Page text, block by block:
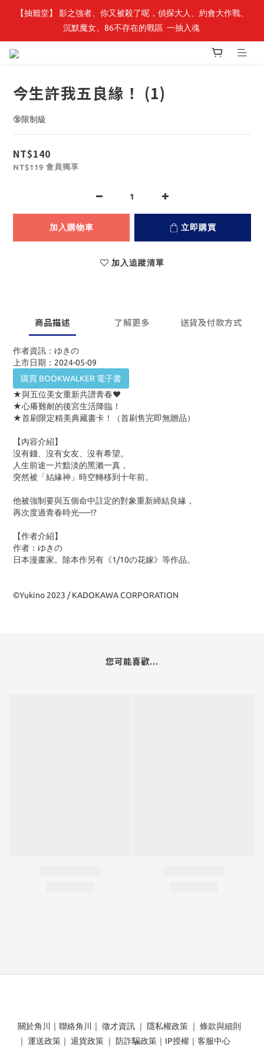
【轉生史萊姆】系列書展🌟系列小說 79 折，滿$389送「完節紀念
明信片組」
【抽籤堂】 影之強者、你又被殺了呢，偵探大人、約會大作戰、
沉默魔女、86不存在的戰區  一抽入魂
【轉生史萊姆】系列書展🌟系列小說 79 折，滿$389送「完節紀念
今生許我五良緣！ (1)
🔞限制級
NT$140
NT$119 會員獨享
加入購物車 立即購買
加入追蹤清單
商品描述 了解更多 送貨及付款方式
作者資訊：ゆきの
上市日期：2024-05-09
購買 BOOKWALKER 電子書
★與五位美女重新共譜青春❤
★心癢難耐的後宮生活降臨！
★首刷限定精美典藏書卡！（首刷售完即無贈品）
【內容介紹】
沒有錢、沒有女友、沒有希望。
人生前途一片黯淡的黑瀨一真，
突然被「結緣神」時空轉移到十年前。
他被強制要與五個命中註定的對象重新締結良緣，
再次度過青春時光──!?
【作者介紹】
作者：ゆきの
日本漫畫家。除本作另有《1/10の花嫁》等作品。
©Yukino 2023 / KADOKAWA CORPORATION
您可能喜歡...
關於角川 ｜ 聯絡角川 ｜ 徵才資訊 ｜ 隱私權政策 ｜ 條款與細則
｜ 運送政策 ｜ 退貨政策 ｜ 防詐騙政策 ｜ IP授權 ｜ 客服中心